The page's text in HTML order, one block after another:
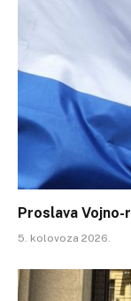
Proslava
5. kolovoza 2026.